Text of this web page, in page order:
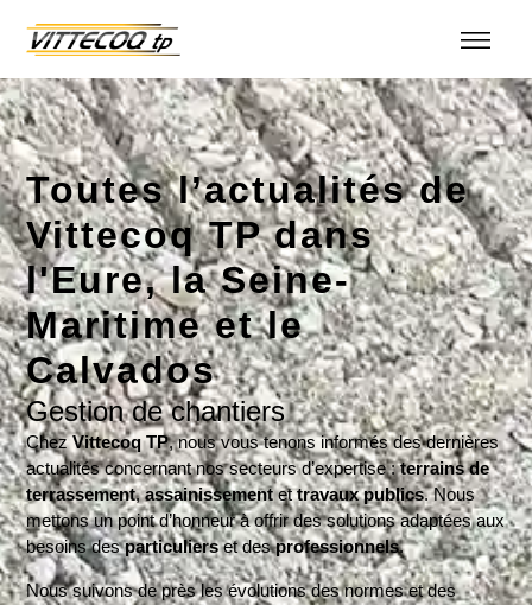
Toutes l’actualités de
Vittecoq TP dans
l'Eure, la Seine-
Maritime et le
Calvados
Gestion de chantiers
ChezVittecoq TP, nous vous tenons informés des dernières
actualités concernant nos secteurs d’expertise :terrains de
terrassement,assainissementettravaux publics. Nous
mettons un point d’honneur à offrir des solutions adaptées aux
besoins desparticulierset desprofessionnels.
Nous suivons de près les évolutions des normes et des